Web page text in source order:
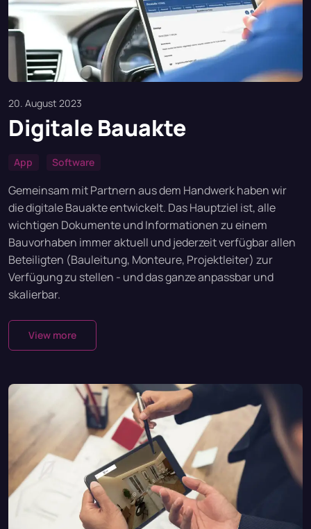
20. August 2023
Digitale Bauakte
App Software
Gemeinsam mit Partnern aus dem Handwerk haben wir
die digitale Bauakte entwickelt. Das Hauptziel ist, alle
wichtigen Dokumente und Informationen zu einem
Bauvorhaben immer aktuell und jederzeit verfügbar allen
Beteiligten (Bauleitung, Monteure, Projektleiter) zur
Verfügung zu stellen - und das ganze anpassbar und
skalierbar.
View more